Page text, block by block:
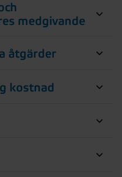
medgivande
åtgärder
kostnad